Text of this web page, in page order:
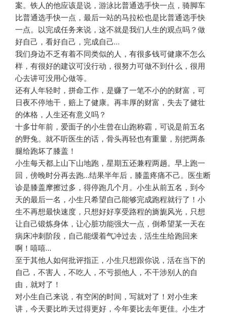
案。铁人的他应该是说，游泳比普通选手快一点，骑脚车
比普通选手快一点，最后一站的马拉松也是比普通选手快
一点。以完成任务来说，这不就是我们人生的观点吗？做
好自己，看好自己，完成自己…
我们身边不乏有着不同类似的人，有很多钱可健康不怎么
样，有很好的建议可没行动，很努力可做不到什么，很用
心去讲可没用心做等。
还有人年轻时，拼命工作，是赚了一笔不小的的财富，可
日夜不停地干，赔上了健康。再丰厚的财富，失去了健壮
的体格，人生还有意义吗？
十多廿年前，爱面子的小生曾在山跑称霸，可说是前五名
的野兔。就不听医生的话，骨头再轻也有重量，别把两条
腿给跑坏了膝盖！
小生每天都上山下山地跑，星期五还兼程两趟。早上跑一
回，傍晚时分再去跑…结果半年后，膝盖疼痛不己。医生断
诊是膝盖摩擦过多，得停跑几个月。小生从前五名，到今
天的最后一名，小生只希望自己能够完成跑程就行了！小
生不再想最快速度，只想好好享受路程的旖旎风光，只想
让自己锻炼身体，让心脏功能强大一点，倒希望某一天在
病床冲刺阶段，自己能缓着气冲过去，活生生给跑回来
啊！嘻嘻…
至于其他人如何批评指正，小生只想跟你说，活在当下的
自己，不害人，不吃人，不亏损他人，不干涉别人的自
由，就对了！
对小生自己来说，有空闲的时间，写就对了！对小生来
讲，今天要比昨天过得更好，今年要比去年更佳。小生才